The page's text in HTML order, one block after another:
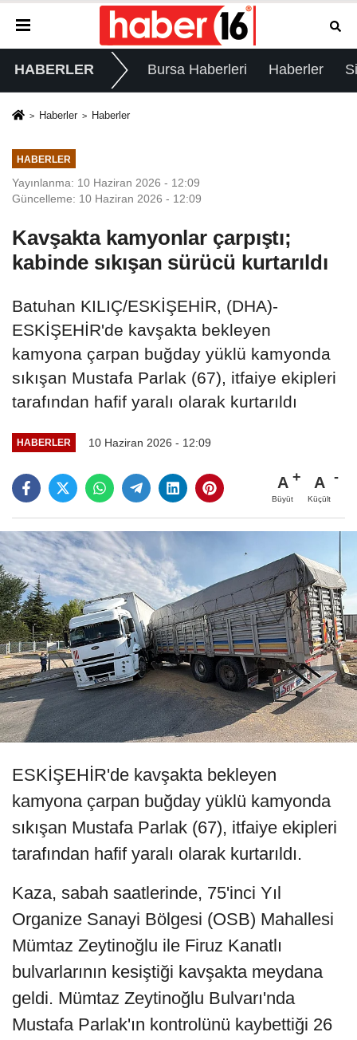
HABERLER Bursa Haberleri Haberler
Haberler Haberler
HABERLER
Yayınlanma: 10 Haziran 2026 - 12:09
Güncelleme: 10 Haziran 2026 - 12:09
Kavşakta kamyonlar çarpıştı;
kabinde sıkışan sürücü kurtarıldı
Batuhan KILIÇ/ESKİŞEHİR, (DHA)-
ESKİŞEHİR'de kavşakta bekleyen
kamyona çarpan buğday yüklü kamyonda
sıkışan Mustafa Parlak (67), itfaiye ekipleri
tarafından hafif yaralı olarak kurtarıldı
HABERLER 10 Haziran 2026 - 12:09
A
Büyüt
A
Küçült
ESKİŞEHİR'de kavşakta bekleyen
kamyona çarpan buğday yüklü kamyonda
sıkışan Mustafa Parlak (67), itfaiye ekipleri
tarafından hafif yaralı olarak kurtarıldı.
Kaza, sabah saatlerinde, 75'inci Yıl
Organize Sanayi Bölgesi (OSB) Mahallesi
Mümtaz Zeytinoğlu ile Firuz Kanatlı
bulvarlarının kesiştiği kavşakta meydana
geldi. Mümtaz Zeytinoğlu Bulvarı'nda
Mustafa Parlak'ın kontrolünü kaybettiği 26